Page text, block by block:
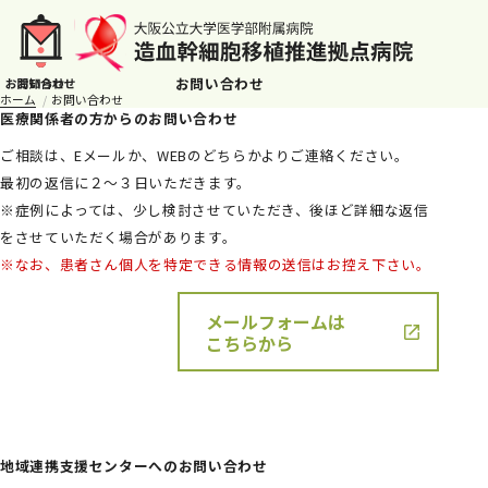
お問い合わせ
ホーム お問い合わせ
医療関係者の方からのお問い合わせ
ご相談は、Eメールか、WEBのどちらかよりご連絡ください。
最初の返信に２～３日いただきます。
※症例によっては、少し検討させていただき、後ほど詳細な返信
をさせていただく場合があります。
※なお、患者さん個人を特定できる情報の送信はお控え下さい。
メールフォームは
こちらから
地域連携支援センターへのお問い合わせ